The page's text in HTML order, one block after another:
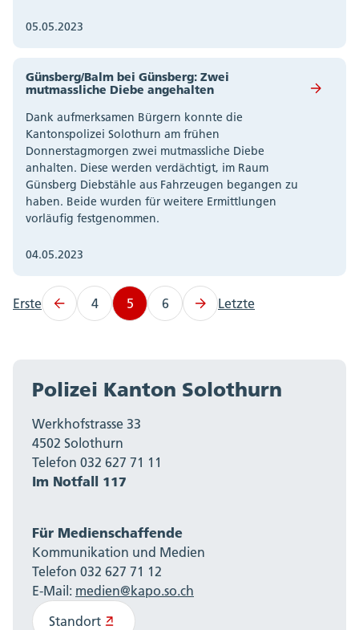
05.05.2023
Günsberg/Balm bei Günsberg: Zwei
mutmassliche Diebe angehalten
Dank aufmerksamen Bürgern konnte die
Kantonspolizei Solothurn am frühen
Donnerstagmorgen zwei mutmassliche Diebe
anhalten. Diese werden verdächtigt, im Raum
Günsberg Diebstähle aus Fahrzeugen begangen zu
haben. Beide wurden für weitere Ermittlungen
vorläufig festgenommen.
04.05.2023
Erste 4 5 6 Letzte
Polizei Kanton Solothurn
Werkhofstrasse 33
4502 Solothurn
Telefon 032 627 71 11
Im Notfall 117
Für Medienschaffende
Kommunikation und Medien
Telefon 032 627 71 12
E-Mail: medien@kapo.so.ch
Standort